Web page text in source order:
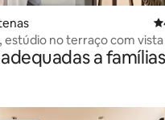
estúdio no terraço com vista
a famílias